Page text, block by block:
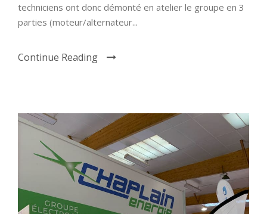
techniciens ont donc démonté en atelier le groupe en 3
parties (moteur/alternateur...
Continue Reading